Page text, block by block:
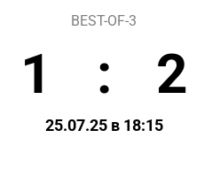
BEST-OF-3
1 : 2
25.07.25 в 18:15